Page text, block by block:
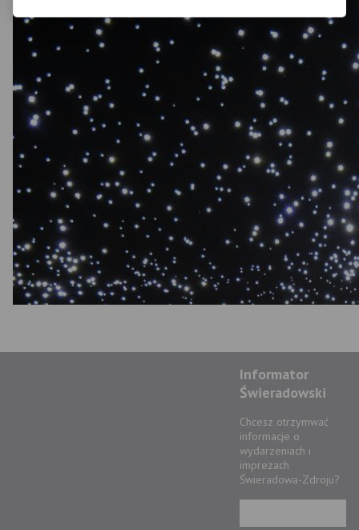
Informator
Świeradowski
Chcesz otrzymwać
informacje o
wydarzeniach i
imprezach
Świeradowa-Zdroju?